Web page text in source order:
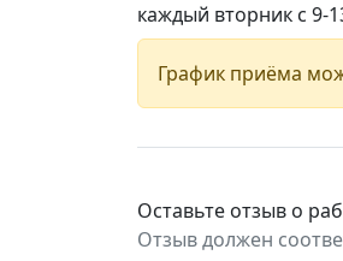
каждый вторник с 9-
График приёма
Оставьте отзыв о
Отзыв должен